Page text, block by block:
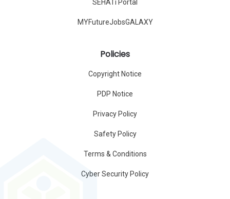
SEHATi Portal
MYFutureJobsGALAXY
Policies
Copyright Notice
PDP Notice
Privacy Policy
Safety Policy
Terms & Conditions
Cyber Security Policy